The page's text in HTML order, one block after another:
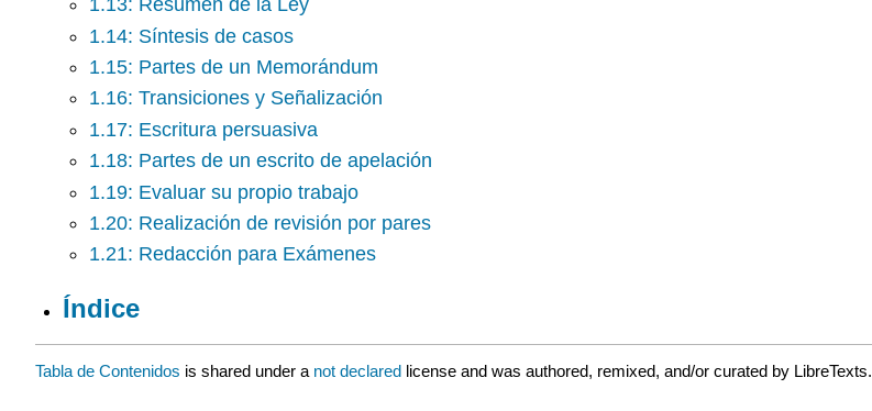
1.13: Resumen de la Ley
1.14: Síntesis de casos
1.15: Partes de un Memorándum
1.16: Transiciones y Señalización
1.17: Escritura persuasiva
1.18: Partes de un escrito de apelación
1.19: Evaluar su propio trabajo
1.20: Realización de revisión por pares
1.21: Redacción para Exámenes
Índice
Tabla de Contenidos is shared under a not declared license and was authored, remixed, and/or curated by LibreTexts.